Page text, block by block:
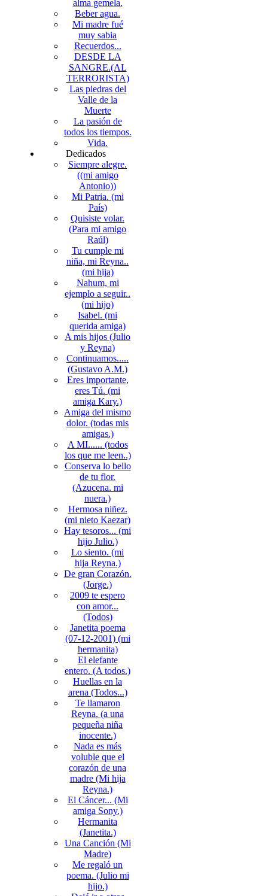
alma gemela.
Beber agua.
Mi madre fué
muy sabia
Recuerdos...
DESDE LA
SANGRE.(AL
TERRORISTA)
Las piedras del
Valle de la
Muerte
La pasión de
todos los tiempos.
Vida.
Dedicados
Siempre alegre.
((mi amigo
Antonio))
Mi Patria. (mi
País)
Quisiste volar.
(Para mi amigo
Raúl)
Tu cumple mi
niña, mi Reyna..
(mi hija)
Nahum, mi
ejemplo a seguir..
(mi hijo)
Isabel. (mi
querida amiga)
A mis hijos (Julio
y Reyna)
Continuamos.....
(Gustavo A.M.)
Eres importante,
eres Tú. (mi
amiga Kary.)
Amiga del mismo
dolor. (todas mis
amigas.)
A MI...... (todos
los que me leen..)
Conserva lo bello
de tu flor.
(Azucena. mi
nuera.)
Hermosa niñez.
(mi nieto Kaezar)
Hay tesoros... (mi
hijo Julio.)
Lo siento. (mi
hija Reyna.)
De gran Corazón.
(Jorge.)
2009 te espero
con amor...
(Todos)
Janetita poema
(07-12-2001) (mi
hermanita)
El elefante
entero. (A todos.)
Huellas en la
arena (Todos...)
Te llamaron
Reyna. (a una
pequeña niña
inocente.)
Nada es más
voluble que el
corazón de una
madre (Mi hija
Reyna.)
El Cáncer... (Mi
amiga Sony.)
Hermanita
(Janetita.)
Una Canción (Mi
Madre)
Me regaló un
poema. (Julio mi
hijo.)